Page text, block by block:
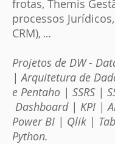
frotas, Themis
processos
CRM), ...
Projetos de DW -
| Arquitetura de
e Pentaho | SSRS |
Dashboard | KPI |
Power BI | Qlik |
Python.